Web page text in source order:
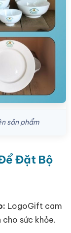
sản phẩm
Đặt Bộ
LogoGift cam
sức khỏe.